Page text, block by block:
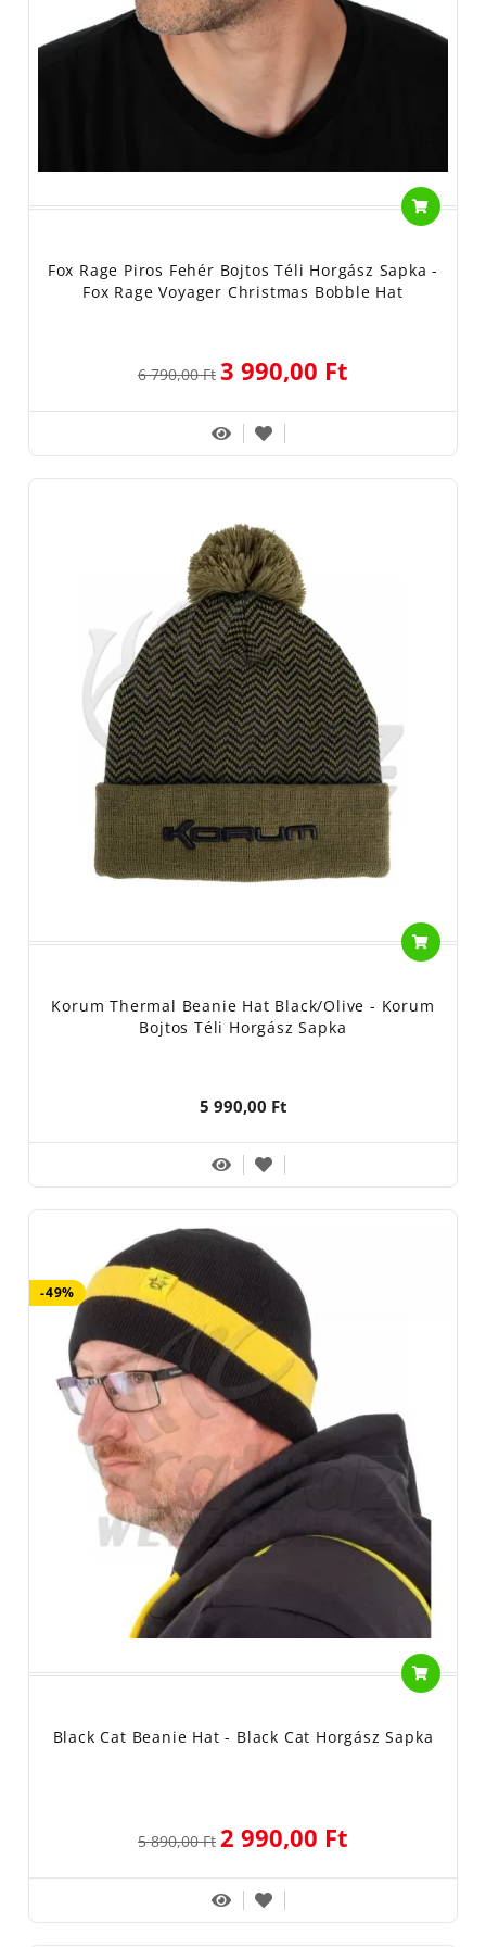
Fox Rage Piros Fehér Bojtos Téli Horgász Sapka -
Fox Rage Voyager Christmas Bobble Hat
6 790,00 Ft 3 990,00 Ft
Korum Thermal Beanie Hat Black/Olive - Korum
Bojtos Téli Horgász Sapka
5 990,00 Ft
-49%
Black Cat Beanie Hat - Black Cat Horgász Sapka
5 890,00 Ft 2 990,00 Ft